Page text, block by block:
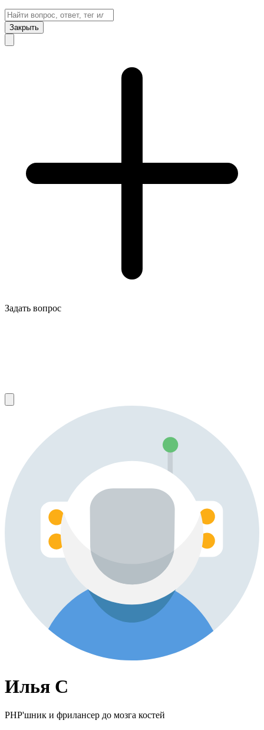
Закрыть
Задать вопрос
Илья С
PHP'шник и фрилансер до мозга костей